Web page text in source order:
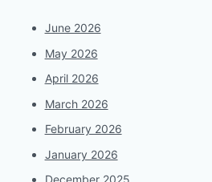
June 2026
May 2026
April 2026
March 2026
February 2026
January 2026
December 2025